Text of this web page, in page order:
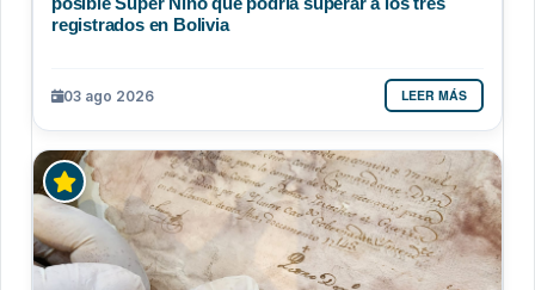
registrados en Bolivia
03 ago 2026 LEER MÁS